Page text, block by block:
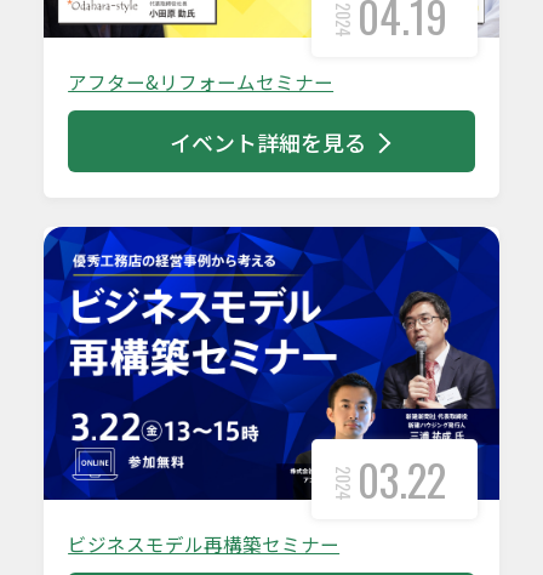
2024 04.19
アフター&リフォームセミナー
イベント詳細を見る
2024 03.22
ビジネスモデル再構築セミナー